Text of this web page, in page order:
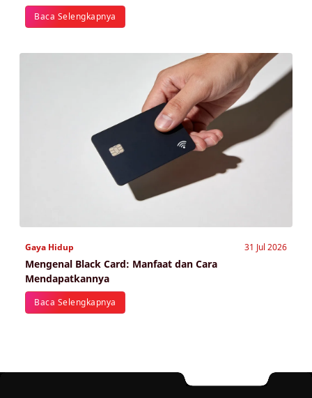
Baca Selengkapnya
Gaya Hidup 31 Jul 2026
Mengenal Black Card: Manfaat dan Cara
Mendapatkannya
Baca Selengkapnya